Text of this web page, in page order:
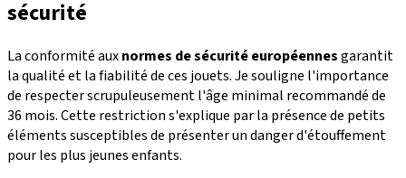
sécurité
La conformité auxnormes de sécurité européennesgarantit
la qualité et la fiabilité de ces jouets. Je souligne l'importance
de respecter scrupuleusement l'âge minimal recommandé de
36 mois. Cette restriction s'explique par la présence de petits
éléments susceptibles de présenter un danger d'étouffement
pour les plus jeunes enfants.